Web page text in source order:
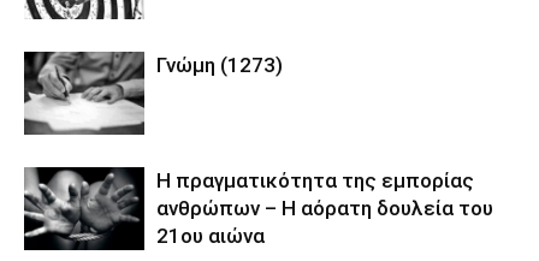
Γνώμη (1273)
Η πραγματικότητα της εμπορίας
ανθρώπων – Η αόρατη δουλεία του
21ου αιώνα